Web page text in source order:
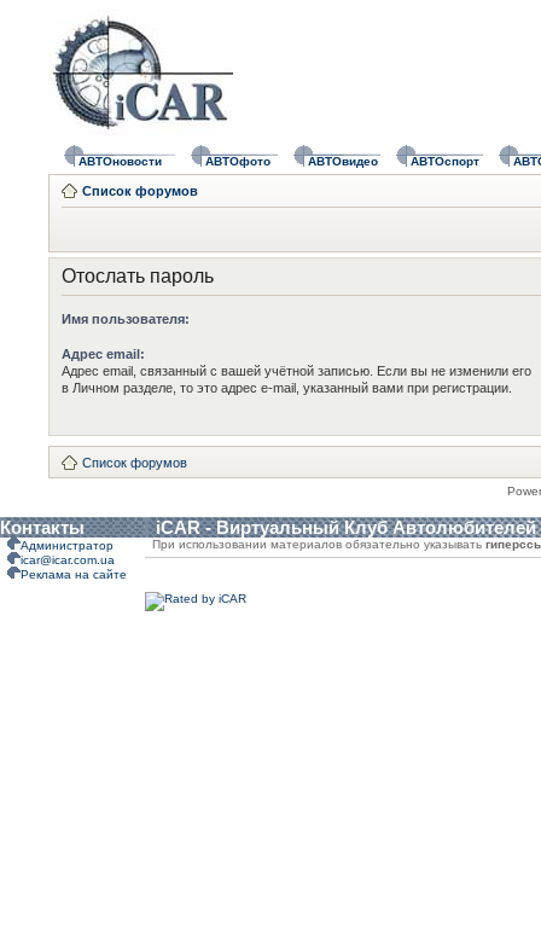
АВТОновости АВТОфото АВТОвидео АВТОспорт
Список форумов
Отослать пароль
Имя пользователя:
Адрес email:
Адрес email, связанный с вашей учётной записью. Если вы не изменили его
в Личном разделе, то это адрес e-mail, указанный вами при регистрации.
Список форумов
Контакты iCAR - Виртуальный Клуб Автолюбителей
Администратор
icar@icar.com.ua
Реклама на сайте
При использовании материалов обязательно указывать